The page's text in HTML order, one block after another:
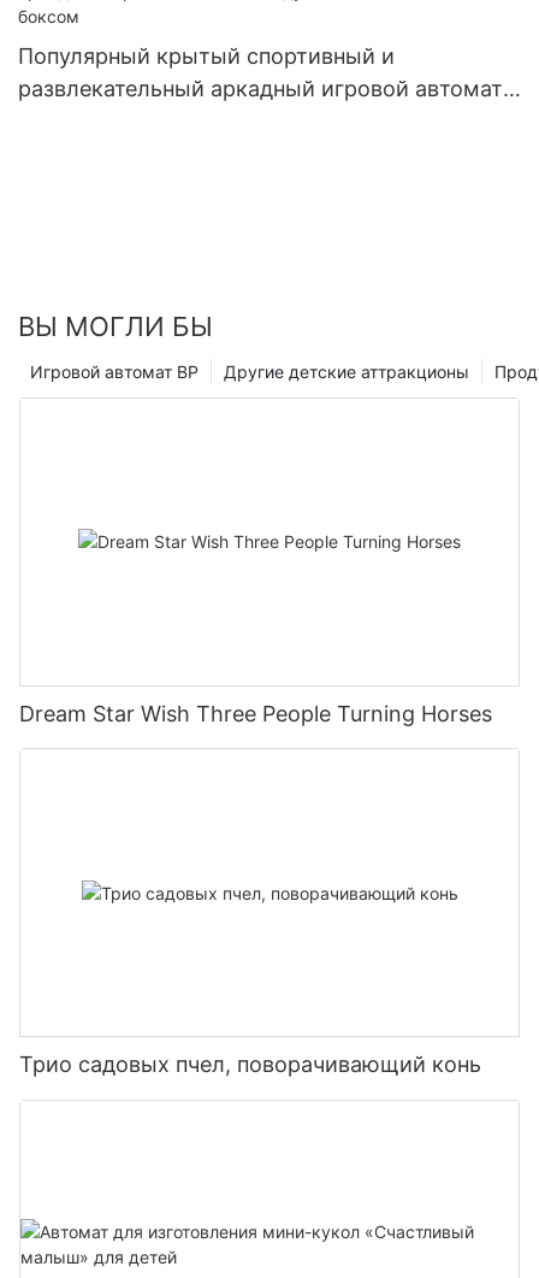
Популярный крытый спортивный и
развлекательный аркадный игровой автомат с
ВЫ МОГЛИ БЫ
Другие детские аттракционы
Игровой автомат ВР
Dream Star Wish Three People Turning Horses
Трио садовых пчел, поворачивающий конь